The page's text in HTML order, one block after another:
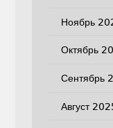
Ноябрь
Октябрь
Сентябрь
Август